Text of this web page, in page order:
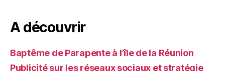
A découvrir
Baptême de Parapente à l’île de la Réunion
Publicité sur les réseaux sociaux et stratégie